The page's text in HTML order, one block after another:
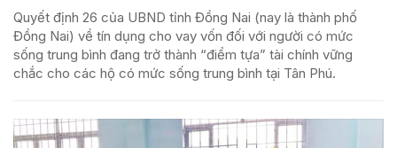
Quyết định 26 của UBND tỉnh Đồng Nai (nay là thành phố
Đồng Nai) về tín dụng cho vay vốn đối với người có mức
sống trung bình đang trở thành “điểm tựa” tài chính vững
chắc cho các hộ có mức sống trung bình tại Tân Phú.